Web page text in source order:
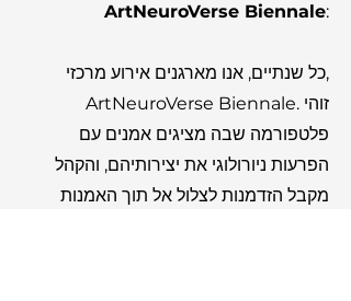
ArtNeuroVerse Biennale:
כל שנתיים, אנו מארגנים אירוע מרכזי,
ArtNeuroVerse Biennale. זוהי
פלטפורמה שבה מציגים אמנים עם
הפרעות ניורולוגי את יצירותיהם, והקהל
מקבל הזדמנות לצלול אל תוך האמנות